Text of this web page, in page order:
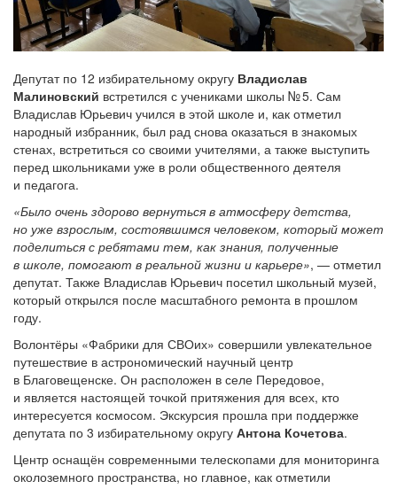
Депутат по 12 избирательному округу Владислав
Малиновский встретился с учениками школы № 5. Сам
Владислав Юрьевич учился в этой школе и, как отметил
народный избранник, был рад снова оказаться в знакомых
стенах, встретиться со своими учителями, а также выступить
перед школьниками уже в роли общественного деятеля
и педагога.
«Было очень здорово вернуться в атмосферу детства,
но уже взрослым, состоявшимся человеком, который может
поделиться с ребятами тем, как знания, полученные
в школе, помогают в реальной жизни и карьере», — отметил
депутат. Также Владислав Юрьевич посетил школьный музей,
который открылся после масштабного ремонта в прошлом
году.
Волонтёры «Фабрики для СВОих» совершили увлекательное
путешествие в астрономический научный центр
в Благовещенске. Он расположен в селе Передовое,
и является настоящей точкой притяжения для всех, кто
интересуется космосом. Экскурсия прошла при поддержке
депутата по 3 избирательному округу Антона Кочетова.
Центр оснащён современными телескопами для мониторинга
околоземного пространства, но главное, как отметили